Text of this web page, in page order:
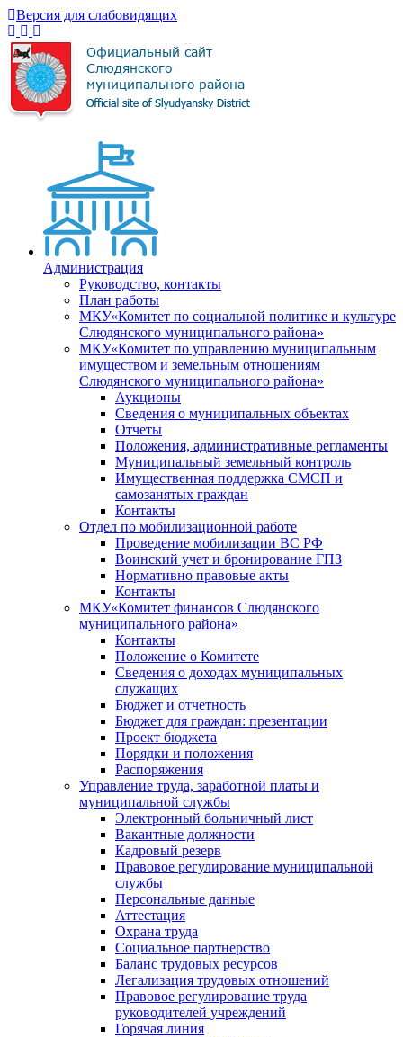
Версия для слабовидящих
Администрация
Руководство, контакты
План работы
МКУ«Комитет по социальной политике и культуре
Слюдянского муниципального района»
МКУ«Комитет по управлению муниципальным
имуществом и земельным отношениям
Слюдянского муниципального района»
Аукционы
Сведения о муниципальных объектах
Отчеты
Положения, административные регламенты
Муниципальный земельный контроль
Имущественная поддержка СМСП и
самозанятых граждан
Контакты
Отдел по мобилизационной работе
Проведение мобилизации ВС РФ
Воинский учет и бронирование ГПЗ
Нормативно правовые акты
Контакты
МКУ«Комитет финансов Слюдянского
муниципального района»
Контакты
Положение о Комитете
Сведения о доходах муниципальных
служащих
Бюджет и отчетность
Бюджет для граждан: презентации
Проект бюджета
Порядки и положения
Распоряжения
Управление труда, заработной платы и
муниципальной службы
Электронный больничный лист
Вакантные должности
Кадровый резерв
Правовое регулирование муниципальной
службы
Персональные данные
Аттестация
Охрана труда
Социальное партнерство
Баланс трудовых ресурсов
Легализация трудовых отношений
Правовое регулирование труда
руководителей учреждений
Горячая линия